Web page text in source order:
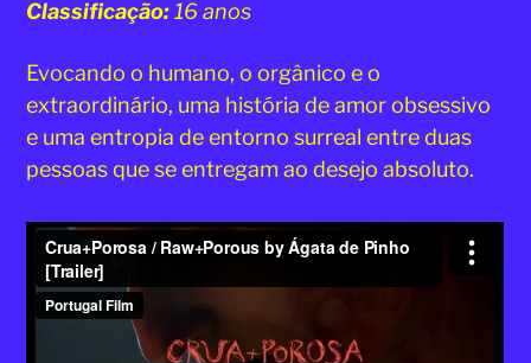
Classificação:16 anos
Evocando o humano, o orgânico e o
extraordinário, uma história de amor obsessivo
e uma entropia de entorno surreal entre duas
pessoas que se entregam ao desejo absoluto.